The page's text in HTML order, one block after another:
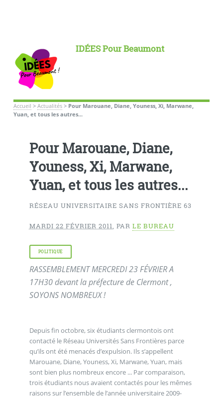
IDÉES Pour Beaumont
Accueil > Actualités> Pour Marouane, Diane, Youness, Xi, Marwane,
Yuan, et tous les autres...
Pour Marouane, Diane,
Youness, Xi, Marwane,
Yuan, et tous les autres...
RÉSEAU UNIVERSITAIRE SANS FRONTIÈRE 63
MARDI 22 FÉVRIER 2011, PAR LE BUREAU
POLITIQUE
RASSEMBLEMENT MERCREDI 23 FÉVRIER A
17H30 devant la préfecture de Clermont ,
SOYONS NOMBREUX !
Depuis fin octobre, six étudiants clermontois ont
contacté le Réseau Universités Sans Frontières parce
qu’ils ont été menacés d’expulsion. Ils s’appellent
Marouane, Diane, Youness, Xi, Marwane, Yuan, mais
sont bien plus nombreux encore ... Par comparaison,
trois étudiants nous avaient contactés pour les mêmes
raisons sur l’ensemble de l’année universitaire 2009-